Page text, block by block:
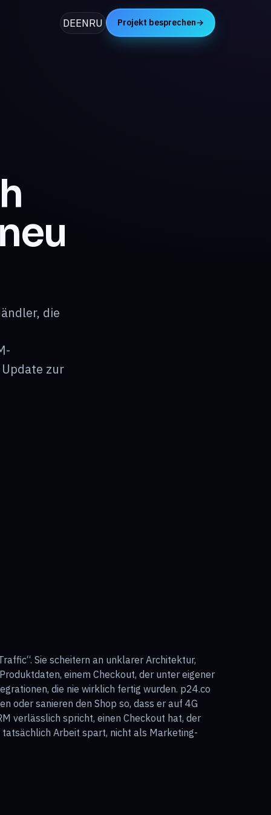
DEENRU Projekt besprechen→
die
zur
Sie scheitern an unklarer Architektur,
einem Checkout, der unter eigener
die nie wirklich fertig wurden. p24.co
oder sanieren den Shop so, dass er auf 4G
verlässlich spricht, einen Checkout hat, der
Arbeit spart, nicht als Marketing-